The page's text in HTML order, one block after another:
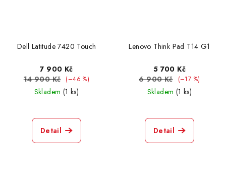
Dell Latitude 7420 Touch
7 900 Kč
14 900 Kč (–46 %)
Skladem (1 ks)
Detail
Lenovo Think Pad T14 G1
5 700 Kč
6 900 Kč
(–17 %)
Skladem (1 ks)
Detail